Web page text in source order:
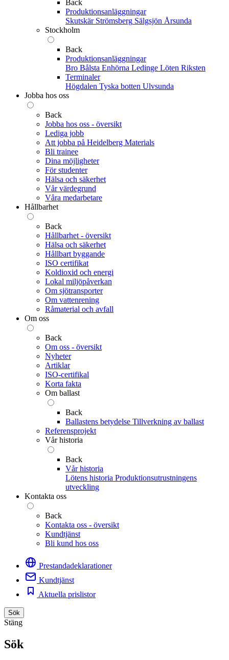
Back
Produktionsanläggningar
Skutskär Strömsberg Sälgsjön Årsunda
Stockholm
Back
Produktionsanläggningar
Bro Bålsta Enhörna Ledinge Löten Riksten
Terminaler
Högdalen Tyska botten Ulvsunda
Jobba hos oss
Back
Jobba hos oss - översikt
Lediga jobb
Att jobba på Heidelberg Materials
Bli trainee
Dina möjligheter
För studenter
Hälsa och säkerhet
Vår värdegrund
Våra medarbetare
Hållbarhet
Back
Hållbarhet - översikt
Hälsa och säkerhet
Hållbart byggande
ISO certifikat
Koldioxid och energi
Lokal miljöpåverkan
Om sjötransporter
Om vattenrening
Råmaterial och avfall
Om oss
Back
Om oss - översikt
Nyheter
Artiklar
ISO-certifikal
Korta fakta
Om ballast
Back
Ballastens betydelse Tillverkning av ballast
Referensprojekt
Vår historia
Back
Vår historia
Lötens historia Produktionsutrustningens
utveckling
Kontakta oss
Back
Kontakta oss - översikt
Kundtjänst
Bli kund hos oss
Prestandadeklarationer
Kundtjänst
Aktuella prislistor
Sök
Stäng
Sök